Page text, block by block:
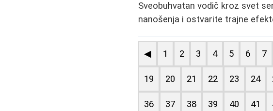
Sveobuhvatan vodič kroz svet
nanošenja i ostvarite trajne
◀ 1 2 3 4 5 6 7
19 20 21 22 23 24
36 37 38 39 40 41